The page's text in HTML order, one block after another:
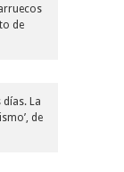
de
días. La
de